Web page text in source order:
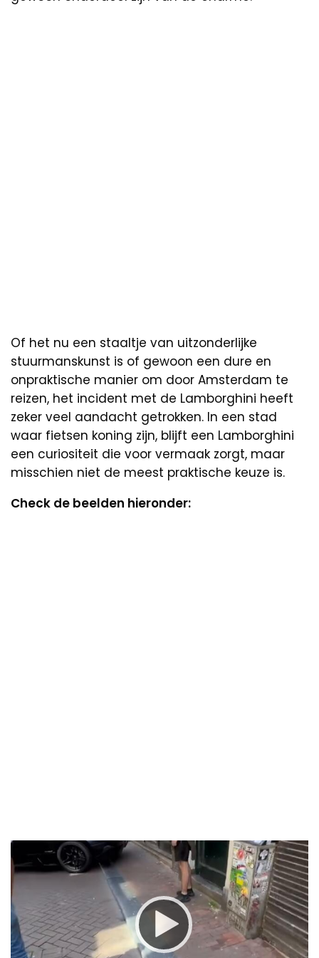
Of het nu een staaltje van uitzonderlijke
stuurmanskunst is of gewoon een dure en
onpraktische manier om door Amsterdam te
reizen, het incident met de Lamborghini heeft
zeker veel aandacht getrokken. In een stad
waar fietsen koning zijn, blijft een Lamborghini
een curiositeit die voor vermaak zorgt, maar
misschien niet de meest praktische keuze is.
Check de beelden hieronder:
Player